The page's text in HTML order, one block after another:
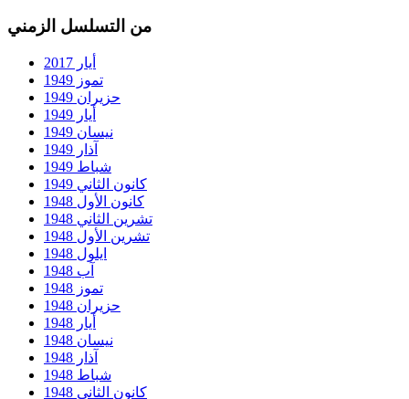
من التسلسل الزمني
أيار 2017
تموز 1949
حزيران 1949
أيار 1949
نيسان 1949
آذار 1949
شباط 1949
كانون الثاني 1949
كانون الأول 1948
تشرين الثاني 1948
تشرين الأول 1948
ايلول 1948
آب 1948
تموز 1948
حزيران 1948
أيار 1948
نيسان 1948
آذار 1948
شباط 1948
كانون الثاني 1948